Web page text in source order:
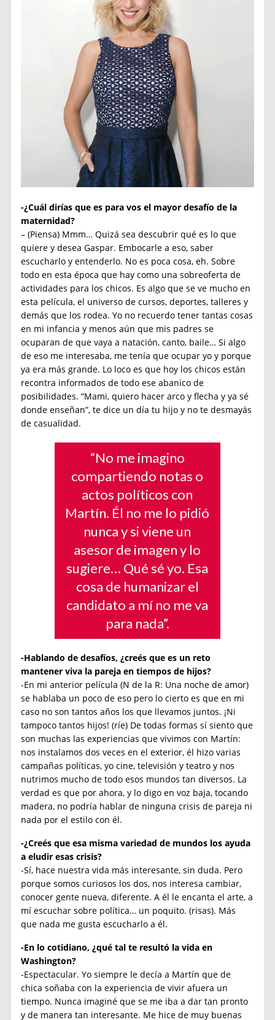
-¿Cuál dirías que es para vos el mayor desafío de la
maternidad?
– (Piensa) Mmm… Quizá sea descubrir qué es lo que
quiere y desea Gaspar. Embocarle a eso, saber
escucharlo y entenderlo. No es poca cosa, eh. Sobre
todo en esta época que hay como una sobreoferta de
actividades para los chicos. Es algo que se ve mucho en
esta película, el universo de cursos, deportes, talleres y
demás que los rodea. Yo no recuerdo tener tantas cosas
en mi infancia y menos aún que mis padres se
ocuparan de que vaya a natación, canto, baile… Si algo
de eso me interesaba, me tenía que ocupar yo y porque
ya era más grande. Lo loco es que hoy los chicos están
recontra informados de todo ese abanico de
posibilidades. “Mami, quiero hacer arco y flecha y ya sé
donde enseñan”, te dice un día tu hijo y no te desmayás
de casualidad.
“No me imagino
compartiendo notas o
actos políticos con
Martín. Él no me lo pidió
nunca y si viene un
asesor de imagen y lo
sugiere… Qué sé yo. Esa
cosa de humanizar el
candidato a mí no me va
para nada”.
-Hablando de desafíos, ¿creés que es un reto
mantener viva la pareja en tiempos de hijos?
-En mi anterior película (N de la R: Una noche de amor)
se hablaba un poco de eso pero lo cierto es que en mi
caso no son tantos años los que llevamos juntos. ¡Ni
tampoco tantos hijos! (ríe) De todas formas sí siento que
son muchas las experiencias que vivimos con Martín:
nos instalamos dos veces en el exterior, él hizo varias
campañas políticas, yo cine, televisión y teatro y nos
nutrimos mucho de todo esos mundos tan diversos. La
verdad es que por ahora, y lo digo en voz baja, tocando
madera, no podría hablar de ninguna crisis de pareja ni
nada por el estilo con él.
-¿Creés que esa misma variedad de mundos los ayuda
a eludir esas crisis?
-Sí, hace nuestra vida más interesante, sin duda. Pero
porque somos curiosos los dos, nos interesa cambiar,
conocer gente nueva, diferente. A él le encanta el arte, a
mí escuchar sobre política… un poquito. (risas). Más
que nada me gusta escucharlo a él.
-En lo cotidiano, ¿qué tal te resultó la vida en
Washington?
-Espectacular. Yo siempre le decía a Martín que de
chica soñaba con la experiencia de vivir afuera un
tiempo. Nunca imaginé que se me iba a dar tan pronto
y de manera tan interesante. Me hice de muy buenas